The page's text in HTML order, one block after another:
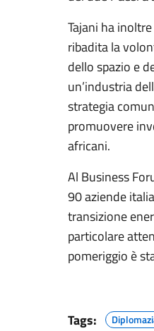
Tajani ha
ribadita la
dello spazio e
un’industria
strategia
promuovere
africani.
Al Business
90 aziende
transizione
particolare
pomeriggio è
Tags: